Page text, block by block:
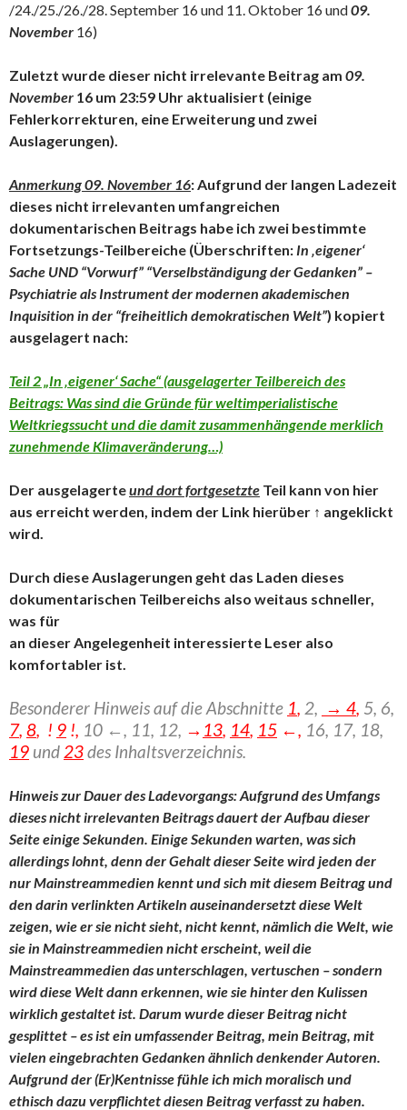
/24./25./26./28. September 16 und 11. Oktober 16 und09.
November 16)
Zuletzt wurde dieser nicht irrelevante Beitrag am 09.
November 16 um 23:59 Uhr aktualisiert (einige
Fehlerkorrekturen, eine Erweiterung und zwei
Auslagerungen).
Anmerkung 09. November 16: Aufgrund der langen Ladezeit
dieses nicht irrelevanten umfangreichen
dokumentarischen Beitrags habe ich zwei bestimmte
Fortsetzungs-Teilbereiche (Überschriften: In ‚eigener‘
Sache UND “Vorwurf” “Verselbständigung der Gedanken” –
Psychiatrie als Instrument der modernen akademischen
Inquisition in der “freiheitlich demokratischen Welt”) kopiert
ausgelagert nach:
Teil 2 „In ‚eigener‘ Sache“ (ausgelagerter Teilbereich des
Beitrags: Was sind die Gründe für weltimperialistische
Weltkriegssucht und die damit zusammenhängende merklich
zunehmende Klimaveränderung…)
Der ausgelagerteund dort fortgesetzte Teil kann von hier
aus erreicht werden, indem der Link hierüber ↑ angeklickt
wird.
Durch diese Auslagerungen geht das Laden dieses
dokumentarischen Teilbereichs also weitaus schneller,
was für
an dieser Angelegenheit interessierte Leser also
komfortabler ist.
Besonderer Hinweis auf die Abschnitte 1, 2, → 4, 5, 6,
7, 8, ! 9 !, 10 ←, 11, 12, → 13, 14, 15 ←, 16, 17, 18,
19 und 23des Inhaltsverzeichnis.
Hinweis zur Dauer des Ladevorgangs: Aufgrund des Umfangs
dieses nicht irrelevanten Beitrags dauert der Aufbau dieser
Seite einige Sekunden. Einige Sekunden warten, was sich
allerdings lohnt, denn der Gehalt dieser Seite wird jeden der
nur Mainstreammedien kennt und sich mit diesem Beitrag und
den darin verlinkten Artikeln auseinandersetzt diese Welt
zeigen, wie er sie nicht sieht, nicht kennt, nämlich die Welt, wie
sie in Mainstreammedien nicht erscheint, weil die
Mainstreammedien das unterschlagen, vertuschen – sondern
wird diese Welt dann erkennen, wie sie hinter den Kulissen
wirklich gestaltet ist. Darum wurde dieser Beitrag nicht
gesplittet – es ist ein umfassender Beitrag, mein Beitrag, mit
vielen eingebrachten Gedanken ähnlich denkender Autoren.
Aufgrund der (Er)Kentnisse fühle ich mich moralisch und
ethisch dazu verpflichtet diesen Beitrag verfasst zu haben.